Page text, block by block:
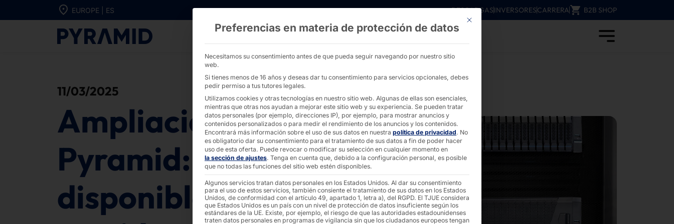
Ir directamente al contenido
EUROPE | ES DESCARGASINVERSORESCARRERA B2B SHOP
Ampliación de la Pyramid: ¡ya están disponibles los Servidores Esenciales AKHET® ! - PIRÁMIDE
11/03/2025
Ampliación de la
Pyramid: ¡ya están
disponibles los
Este botón cierra el cuadro de diálogo. Su función es idéntica a la del
Preferencias en materia de protección de datos
Necesitamos su consentimiento antes de que pueda seguir navegando por nuestro sitio
web.
Si tienes menos de 16 años y deseas dar tu consentimiento para servicios opcionales, debes
pedir permiso a tus tutores legales.
Utilizamos cookies y otras tecnologías en nuestro sitio web. Algunas de ellas son esenciales,
mientras que otras nos ayudan a mejorar este sitio web y su experiencia. Se pueden tratar
datos personales (por ejemplo, direcciones IP), por ejemplo, para mostrar anuncios y
contenidos personalizados o para medir el rendimiento de los anuncios y los contenidos.
Encontrará más información sobre el uso de sus datos en nuestra política de privacidad. No
es obligatorio dar su consentimiento para el tratamiento de sus datos a fin de poder hacer
uso de esta oferta. Puede revocar o modificar su selección en cualquier momento en
la sección de ajustes. Tenga en cuenta que, debido a la configuración personal, es posible
que no todas las funciones del sitio web estén disponibles.
Algunos servicios tratan datos personales en los Estados Unidos. Al dar su consentimiento
para el uso de estos servicios, también consiente el tratamiento de sus datos en los Estados
Unidos, de conformidad con el artículo 49, apartado 1, letra a), del RGPD. El TJUE considera
que Estados Unidos es un país con un nivel de protección de datos insuficiente según los
estándares de la UE. Existe, por ejemplo, el riesgo de que las autoridades estadounidenses
traten datos personales en programas de vigilancia sin que los ciudadanos europeos tengan